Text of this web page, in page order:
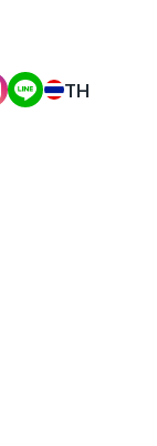
TH